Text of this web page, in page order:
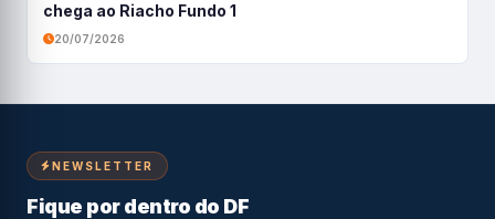
chega ao Riacho Fundo 1
20/07/2026
NEWSLETTER
Fique por dentro do DF